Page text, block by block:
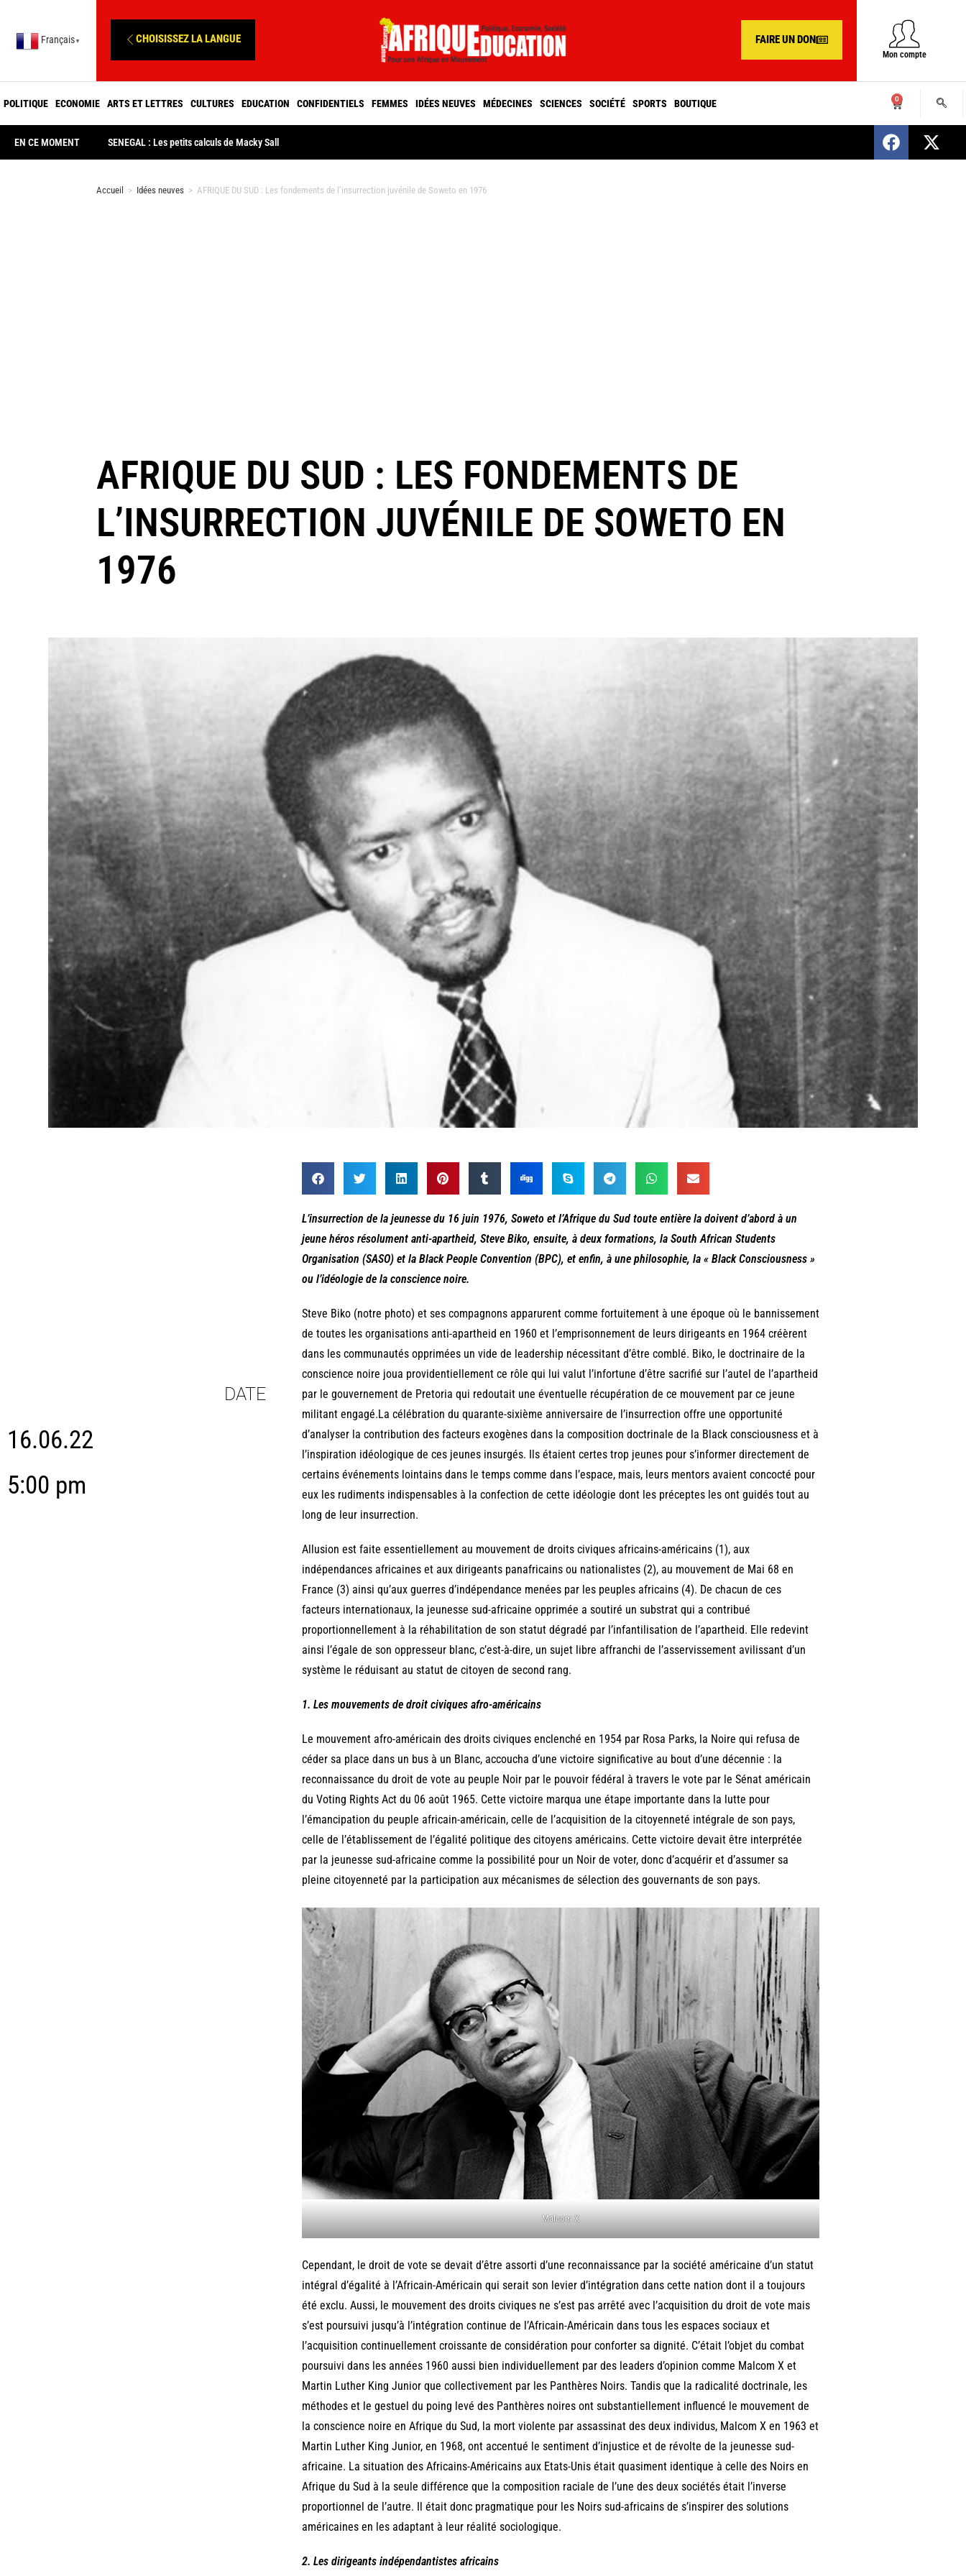
Français ▼ CHOISISSEZ LA LANGUE FAIRE UN DON
Mon compte
POLITIQUE ECONOMIE ARTS ET LETTRES CULTURES EDUCATION CONFIDENTIELS FEMMES IDÉES NEUVES MÉDECINES SCIENCES SOCIÉTÉ SPORTS BOUTIQUE 0
EN CE MOMENT SENEGAL : Les petits calculs de Macky Sall SENEGAL : Nomination d’un nouveau
Accueil > Idées neuves > AFRIQUE DU SUD : Les fondements de l’insurrection juvénile de Soweto en 1976
AFRIQUE DU SUD : LES FONDEMENTS DE
L’INSURRECTION JUVÉNILE DE SOWETO EN
1976
DATE
16.06.22
5:00 pm
L’insurrection de la jeunesse du 16 juin 1976, Soweto et l’Afrique du Sud toute entière la doivent d’abord à un
jeune héros résolument anti-apartheid, Steve Biko, ensuite, à deux formations, la South African Students
Organisation (SASO) et la Black People Convention (BPC), et enfin, à une philosophie, la « Black Consciousness »
ou l’idéologie de la conscience noire.
Steve Biko (notre photo) et ses compagnons apparurent comme fortuitement à une époque où le bannissement
de toutes les organisations anti-apartheid en 1960 et l’emprisonnement de leurs dirigeants en 1964 créèrent
dans les communautés opprimées un vide de leadership nécessitant d’être comblé. Biko, le doctrinaire de la
conscience noire joua providentiellement ce rôle qui lui valut l’infortune d’être sacrifié sur l’autel de l’apartheid
par le gouvernement de Pretoria qui redoutait une éventuelle récupération de ce mouvement par ce jeune
militant engagé.La célébration du quarante-sixième anniversaire de l’insurrection offre une opportunité
d’analyser la contribution des facteurs exogènes dans la composition doctrinale de la Black consciousness et à
l’inspiration idéologique de ces jeunes insurgés. Ils étaient certes trop jeunes pour s’informer directement de
certains événements lointains dans le temps comme dans l’espace, mais, leurs mentors avaient concocté pour
eux les rudiments indispensables à la confection de cette idéologie dont les préceptes les ont guidés tout au
long de leur insurrection.
Allusion est faite essentiellement au mouvement de droits civiques africains-américains (1), aux
indépendances africaines et aux dirigeants panafricains ou nationalistes (2), au mouvement de Mai 68 en
France (3) ainsi qu’aux guerres d’indépendance menées par les peuples africains (4). De chacun de ces
facteurs internationaux, la jeunesse sud-africaine opprimée a soutiré un substrat qui a contribué
proportionnellement à la réhabilitation de son statut dégradé par l’infantilisation de l’apartheid. Elle redevint
ainsi l’égale de son oppresseur blanc, c’est-à-dire, un sujet libre affranchi de l’asservissement avilissant d’un
système le réduisant au statut de citoyen de second rang.
1. Les mouvements de droit civiques afro-américains
Le mouvement afro-américain des droits civiques enclenché en 1954 par Rosa Parks, la Noire qui refusa de
céder sa place dans un bus à un Blanc, accoucha d’une victoire significative au bout d’une décennie : la
reconnaissance du droit de vote au peuple Noir par le pouvoir fédéral à travers le vote par le Sénat américain
du Voting Rights Act du 06 août 1965. Cette victoire marqua une étape importante dans la lutte pour
l’émancipation du peuple africain-américain, celle de l’acquisition de la citoyenneté intégrale de son pays,
celle de l’établissement de l’égalité politique des citoyens américains. Cette victoire devait être interprétée
par la jeunesse sud-africaine comme la possibilité pour un Noir de voter, donc d’acquérir et d’assumer sa
pleine citoyenneté par la participation aux mécanismes de sélection des gouvernants de son pays.
Malcom X
Cependant, le droit de vote se devait d’être assorti d’une reconnaissance par la société américaine d’un statut
intégral d’égalité à l’Africain-Américain qui serait son levier d’intégration dans cette nation dont il a toujours
été exclu. Aussi, le mouvement des droits civiques ne s’est pas arrêté avec l’acquisition du droit de vote mais
s’est poursuivi jusqu’à l’intégration continue de l’Africain-Américain dans tous les espaces sociaux et
l’acquisition continuellement croissante de considération pour conforter sa dignité. C’était l’objet du combat
poursuivi dans les années 1960 aussi bien individuellement par des leaders d’opinion comme Malcom X et
Martin Luther King Junior que collectivement par les Panthères Noirs. Tandis que la radicalité doctrinale, les
méthodes et le gestuel du poing levé des Panthères noires ont substantiellement influencé le mouvement de
la conscience noire en Afrique du Sud, la mort violente par assassinat des deux individus, Malcom X en 1963 et
Martin Luther King Junior, en 1968, ont accentué le sentiment d’injustice et de révolte de la jeunesse sud-
africaine. La situation des Africains-Américains aux Etats-Unis était quasiment identique à celle des Noirs en
Afrique du Sud à la seule différence que la composition raciale de l’une des deux sociétés était l’inverse
proportionnel de l’autre. Il était donc pragmatique pour les Noirs sud-africains de s’inspirer des solutions
américaines en les adaptant à leur réalité sociologique.
2. Les dirigeants indépendantistes africains